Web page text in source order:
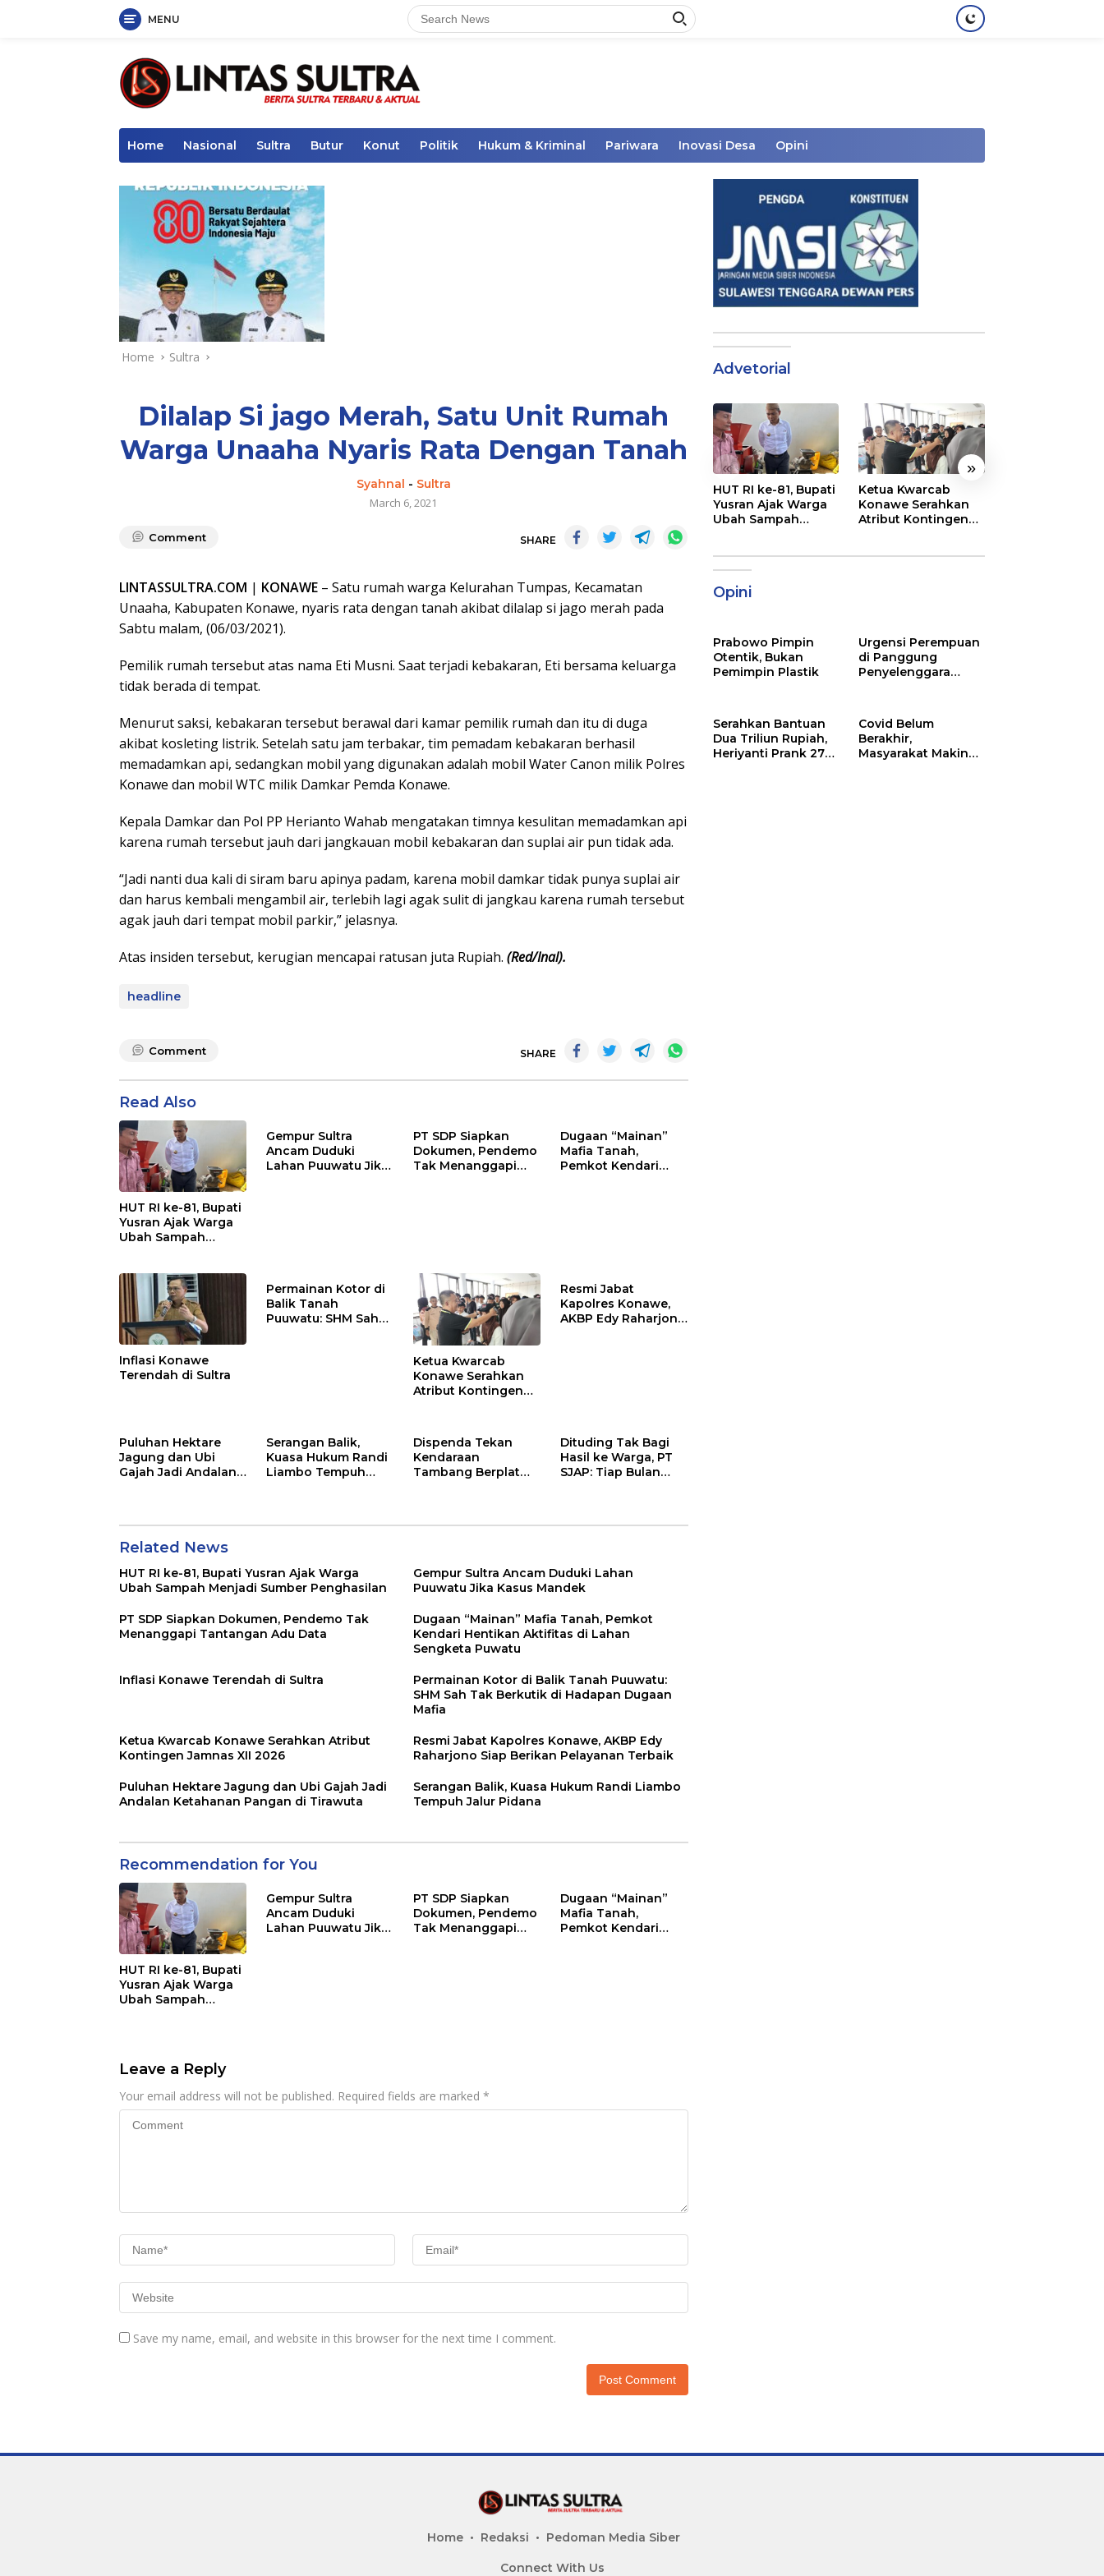
MENU
Home Nasional Sultra Butur Konut Politik Hukum & Kriminal Pariwara Inovasi Desa Opini
Home Sultra
Dilalap Si jago Merah, Satu Unit Rumah
Warga Unaaha Nyaris Rata Dengan Tanah
Syahnal - Sultra
March 6, 2021
Comment SHARE
LINTASSULTRA.COM | KONAWE – Satu rumah warga Kelurahan Tumpas, Kecamatan
Unaaha, Kabupaten Konawe, nyaris rata dengan tanah akibat dilalap si jago merah pada
Sabtu malam, (06/03/2021).
Pemilik rumah tersebut atas nama Eti Musni. Saat terjadi kebakaran, Eti bersama keluarga
tidak berada di tempat.
Menurut saksi, kebakaran tersebut berawal dari kamar pemilik rumah dan itu di duga
akibat kosleting listrik. Setelah satu jam terbakar, tim pemadam kebakaran berhasil
memadamkan api, sedangkan mobil yang digunakan adalah mobil Water Canon milik Polres
Konawe dan mobil WTC milik Damkar Pemda Konawe.
Kepala Damkar dan Pol PP Herianto Wahab mengatakan timnya kesulitan memadamkan api
karena rumah tersebut jauh dari jangkauan mobil kebakaran dan suplai air pun tidak ada.
“Jadi nanti dua kali di siram baru apinya padam, karena mobil damkar tidak punya suplai air
dan harus kembali mengambil air, terlebih lagi agak sulit di jangkau karena rumah tersebut
agak jauh dari tempat mobil parkir,” jelasnya.
Atas insiden tersebut, kerugian mencapai ratusan juta Rupiah. (Red/Inal).
headline
Comment SHARE
Read Also
HUT RI ke-81, Bupati
Yusran Ajak Warga
Ubah Sampah
Gempur Sultra
Ancam Duduki
Lahan Puuwatu Jika
PT SDP Siapkan
Dokumen, Pendemo
Tak Menanggapi
Dugaan “Mainan”
Mafia Tanah,
Pemkot Kendari
Inflasi Konawe
Terendah di Sultra
Permainan Kotor di
Balik Tanah
Puuwatu: SHM Sah
Ketua Kwarcab
Konawe Serahkan
Atribut Kontingen
Resmi Jabat
Kapolres Konawe,
AKBP Edy Raharjono
Puluhan Hektare
Jagung dan Ubi
Gajah Jadi Andalan
Serangan Balik,
Kuasa Hukum Randi
Liambo Tempuh
Dispenda Tekan
Kendaraan
Tambang Berplat
Dituding Tak Bagi
Hasil ke Warga, PT
SJAP: Tiap Bulan
Related News
HUT RI ke-81, Bupati Yusran Ajak Warga
Ubah Sampah Menjadi Sumber Penghasilan
Gempur Sultra Ancam Duduki Lahan
Puuwatu Jika Kasus Mandek
PT SDP Siapkan Dokumen, Pendemo Tak
Menanggapi Tantangan Adu Data
Dugaan “Mainan” Mafia Tanah, Pemkot
Kendari Hentikan Aktifitas di Lahan
Sengketa Puwatu
Inflasi Konawe Terendah di Sultra
Permainan Kotor di Balik Tanah Puuwatu:
SHM Sah Tak Berkutik di Hadapan Dugaan
Mafia
Ketua Kwarcab Konawe Serahkan Atribut
Kontingen Jamnas XII 2026
Resmi Jabat Kapolres Konawe, AKBP Edy
Raharjono Siap Berikan Pelayanan Terbaik
Puluhan Hektare Jagung dan Ubi Gajah Jadi
Andalan Ketahanan Pangan di Tirawuta
Serangan Balik, Kuasa Hukum Randi Liambo
Tempuh Jalur Pidana
Recommendation for You
HUT RI ke-81, Bupati
Yusran Ajak Warga
Ubah Sampah
Gempur Sultra
Ancam Duduki
Lahan Puuwatu Jika
PT SDP Siapkan
Dokumen, Pendemo
Tak Menanggapi
Dugaan “Mainan”
Mafia Tanah,
Pemkot Kendari
Leave a Reply
Your email address will not be published. Required fields are marked *
Save my name, email, and website in this browser for the next time I comment.
Advetorial
« »
HUT RI ke-81, Bupati
Yusran Ajak Warga
Ubah Sampah
Ketua Kwarcab
Konawe Serahkan
Atribut Kontingen
Opini
Prabowo Pimpin
Otentik, Bukan
Pemimpin Plastik
Urgensi Perempuan
di Panggung
Penyelenggara
Serahkan Bantuan
Dua Triliun Rupiah,
Heriyanti Prank 270
Covid Belum
Berakhir,
Masyarakat Makin
Home Redaksi Pedoman Media Siber
Connect With Us